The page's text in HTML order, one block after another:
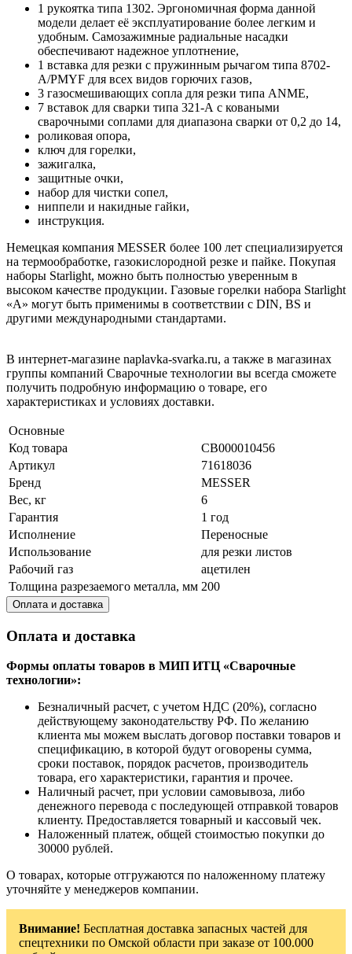
1 рукоятка типа 1302. Эргономичная форма данной
модели делает её эксплуатирование более легким и
удобным. Самозажимные радиальные насадки
обеспечивают надежное уплотнение,
1 вставка для резки с пружинным рычагом типа 8702-
A/PMYF для всех видов горючих газов,
3 газосмешивающих сопла для резки типа ANME,
7 вставок для сварки типа 321-А с коваными
сварочными соплами для диапазона сварки от 0,2 до 14,
роликовая опора,
ключ для горелки,
зажигалка,
защитные очки,
набор для чистки сопел,
ниппели и накидные гайки,
инструкция.
Немецкая компания MESSER более 100 лет специализируется
на термообработке, газокислородной резке и пайке. Покупая
наборы Starlight, можно быть полностью уверенным в
высоком качестве продукции. Газовые горелки набора Starlight
«А» могут быть применимы в соответствии с DIN, BS и
другими международными стандартами.
В интернет-магазине naplavka-svarka.ru, а также в магазинах
группы компаний Сварочные технологии вы всегда сможете
получить подробную информацию о товаре, его
характеристиках и условиях доставки.
Основные
Код товара
СВ000010456
Артикул
71618036
Бренд
MESSER
Вес, кг
6
Гарантия
1 год
Исполнение
Переносные
Использование
для резки листов
Рабочий газ
ацетилен
Толщина разрезаемого металла, мм 200
Оплата и доставка
Оплата и доставка
Формы оплаты товаров в МИП ИТЦ «Сварочные
технологии»:
Безналичный расчет, с учетом НДС (20%), согласно
действующему законодательству РФ. По желанию
клиента мы можем выслать договор поставки товаров и
спецификацию, в которой будут оговорены сумма,
сроки поставок, порядок расчетов, производитель
товара, его характеристики, гарантия и прочее.
Наличный расчет, при условии самовывоза, либо
денежного перевода с последующей отправкой товаров
клиенту. Предоставляется товарный и кассовый чек.
Наложенный платеж, общей стоимостью покупки до
30000 рублей.
О товарах, которые отгружаются по наложенному платежу
уточняйте у менеджеров компании.
Внимание! Бесплатная доставка запасных частей для
спецтехники по Омской области при заказе от 100.000